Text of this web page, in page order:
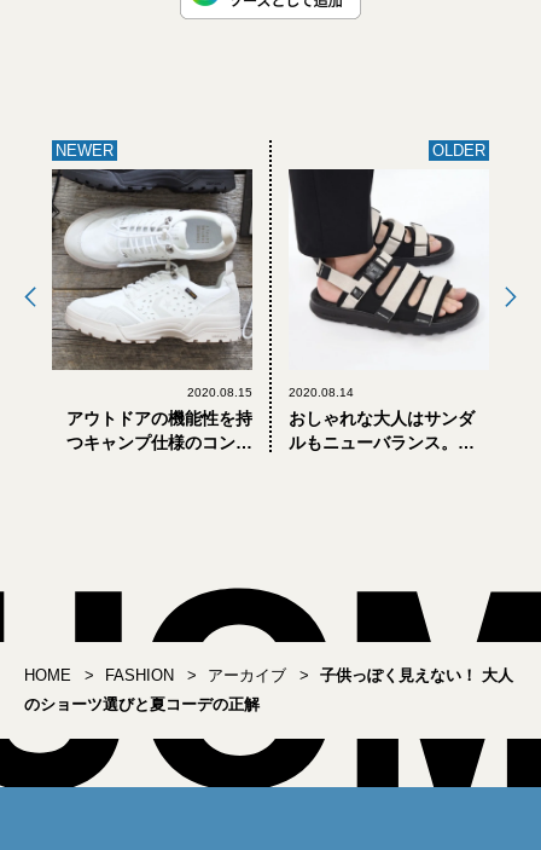
NEWER
2020.08.15
アウトドアの機能性を持
つキャンプ仕様のコンバ
OLDER
2020.08.14
おしゃれな大人はサンダ
ルもニューバランス。こ
HOME FASHION アーカイブ
子供っぽく見えない！ 大人
のショーツ選びと夏コーデの正解